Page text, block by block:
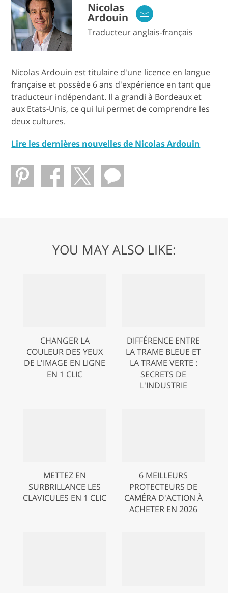
Nicolas
Ardouin
Traducteur anglais-français
Nicolas Ardouin est titulaire d'une licence en langue
française et possède 6 ans d'expérience en tant que
traducteur indépendant. Il a grandi à Bordeaux et
aux Etats-Unis, ce qui lui permet de comprendre les
deux cultures.
Lire les dernières nouvelles de Nicolas Ardouin
YOU MAY ALSO LIKE:
CHANGER LA
COULEUR DES YEUX
DE L'IMAGE EN LIGNE
EN 1 CLIC
DIFFÉRENCE ENTRE
LA TRAME BLEUE ET
LA TRAME VERTE :
SECRETS DE
L'INDUSTRIE
METTEZ EN
SURBRILLANCE LES
CLAVICULES EN 1 CLIC
6 MEILLEURS
PROTECTEURS DE
CAMÉRA D'ACTION À
ACHETER EN 2026